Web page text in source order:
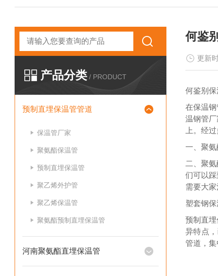
产品分类 / PRODUCT
预制直埋保温管管道
保温管厂家
聚氨酯保温管
预制直埋保温管
聚乙烯外护管
聚乙烯保温管
聚氨酯预制直埋保温管
河南聚氨酯直埋保温管
何鉴
更新
何鉴别
在保温
温钢管
上。经
一、聚
二、聚
们可以
需要大
塑套钢
预制直
异特点
管道，